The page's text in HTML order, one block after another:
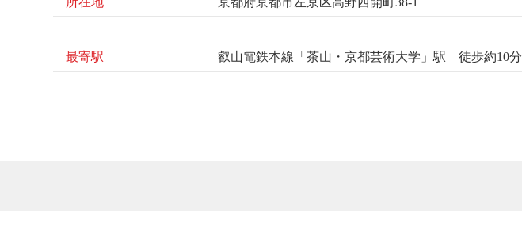
最寄駅 叡山電鉄本線「茶山・京都芸術大学」駅 徒歩約10分